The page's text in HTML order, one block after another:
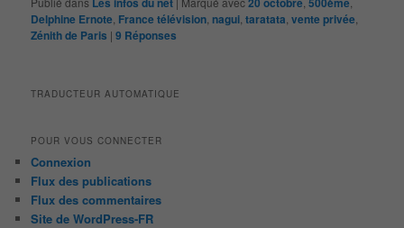
Delphine Ernote France télévision nagui ,taratata ,vente privée
Zénith de Paris |9 Réponses
TRADUCTEUR AUTOMATIQUE
POUR VOUS CONNECTER
Connexion
Flux des publications
Flux des commentaires
Site de WordPress-FR